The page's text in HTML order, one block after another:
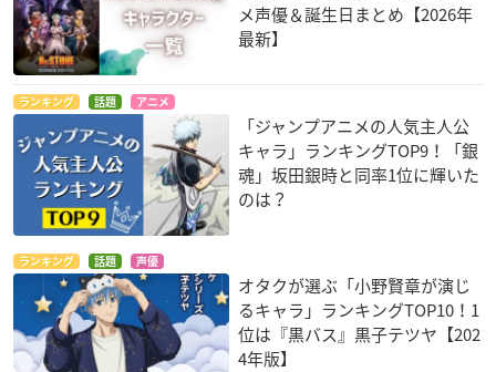
メ声優＆誕生日まとめ【2026年
最新】
ランキング 話題 アニメ
「ジャンプアニメの人気主人公
キャラ」ランキングTOP9！「銀
魂」坂田銀時と同率1位に輝いた
のは？
ランキング 話題 声優
オタクが選ぶ「小野賢章が演じ
るキャラ」ランキングTOP10！1
位は『黒バス』黒子テツヤ【202
4年版】